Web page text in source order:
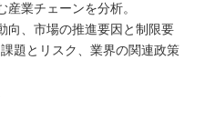
業チェーンを分析。
向、市場の推進要因と制限要
題とリスク、業界の関連政策